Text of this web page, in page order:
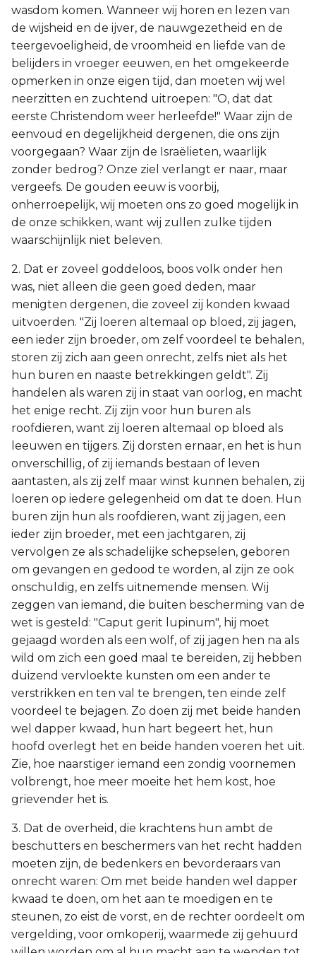
wasdom komen. Wanneer wij horen en lezen van
de wijsheid en de ijver, de nauwgezetheid en de
teergevoeligheid, de vroomheid en liefde van de
belijders in vroeger eeuwen, en het omgekeerde
opmerken in onze eigen tijd, dan moeten wij wel
neerzitten en zuchtend uitroepen: "O, dat dat
eerste Christendom weer herleefde!" Waar zijn de
eenvoud en degelijkheid dergenen, die ons zijn
voorgegaan? Waar zijn de Israëlieten, waarlijk
zonder bedrog? Onze ziel verlangt er naar, maar
vergeefs. De gouden eeuw is voorbij,
onherroepelijk, wij moeten ons zo goed mogelijk in
de onze schikken, want wij zullen zulke tijden
waarschijnlijk niet beleven.
2. Dat er zoveel goddeloos, boos volk onder hen
was, niet alleen die geen goed deden, maar
menigten dergenen, die zoveel zij konden kwaad
uitvoerden. "Zij loeren altemaal op bloed, zij jagen,
een ieder zijn broeder, om zelf voordeel te behalen,
storen zij zich aan geen onrecht, zelfs niet als het
hun buren en naaste betrekkingen geldt". Zij
handelen als waren zij in staat van oorlog, en macht
het enige recht. Zij zijn voor hun buren als
roofdieren, want zij loeren altemaal op bloed als
leeuwen en tijgers. Zij dorsten ernaar, en het is hun
onverschillig, of zij iemands bestaan of leven
aantasten, als zij zelf maar winst kunnen behalen, zij
loeren op iedere gelegenheid om dat te doen. Hun
buren zijn hun als roofdieren, want zij jagen, een
ieder zijn broeder, met een jachtgaren, zij
vervolgen ze als schadelijke schepselen, geboren
om gevangen en gedood te worden, al zijn ze ook
onschuldig, en zelfs uitnemende mensen. Wij
zeggen van iemand, die buiten bescherming van de
wet is gesteld: "Caput gerit lupinum", hij moet
gejaagd worden als een wolf, of zij jagen hen na als
wild om zich een goed maal te bereiden, zij hebben
duizend vervloekte kunsten om een ander te
verstrikken en ten val te brengen, ten einde zelf
voordeel te bejagen. Zo doen zij met beide handen
wel dapper kwaad, hun hart begeert het, hun
hoofd overlegt het en beide handen voeren het uit.
Zie, hoe naarstiger iemand een zondig voornemen
volbrengt, hoe meer moeite het hem kost, hoe
grievender het is.
3. Dat de overheid, die krachtens hun ambt de
beschutters en beschermers van het recht hadden
moeten zijn, de bedenkers en bevorderaars van
onrecht waren: Om met beide handen wel dapper
kwaad te doen, om het aan te moedigen en te
steunen, zo eist de vorst, en de rechter oordeelt om
vergelding, voor omkoperij, waarmede zij gehuurd